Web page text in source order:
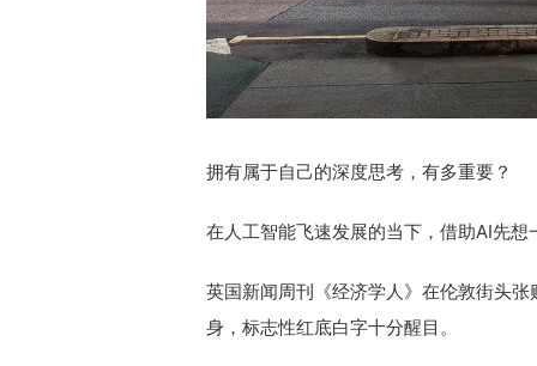
拥有属于自己的深度思考，有多重要？
在人工智能飞速发展的当下，借助AI先
英国新闻周刊《经济学人》在伦敦街头
身，标志性红底白字十分醒目。